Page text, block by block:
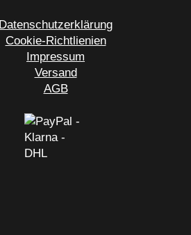
Datenschutzerklärung
Cookie-Richtlienien
Impressum
Versand
AGB